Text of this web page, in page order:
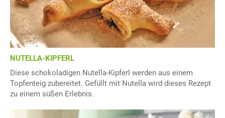
NUTELLA-KIPFERL
Diese schokoladigen Nutella-Kipferl werden aus einem
Topfenteig zubereitet. Gefüllt mit Nutella wird dieses Rezept
zu einem süßen Erlebnis.